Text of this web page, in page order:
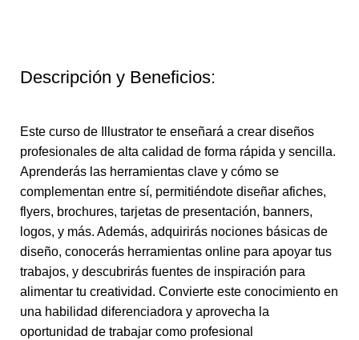
Descripción y Beneficios:
Este curso de Illustrator te enseñará a crear diseños
profesionales de alta calidad de forma rápida y sencilla.
Aprenderás las herramientas clave y cómo se
complementan entre sí, permitiéndote diseñar afiches,
flyers, brochures, tarjetas de presentación, banners,
logos, y más. Además, adquirirás nociones básicas de
diseño, conocerás herramientas online para apoyar tus
trabajos, y descubrirás fuentes de inspiración para
alimentar tu creatividad. Convierte este conocimiento en
una habilidad diferenciadora y aprovecha la
oportunidad de trabajar como profesional